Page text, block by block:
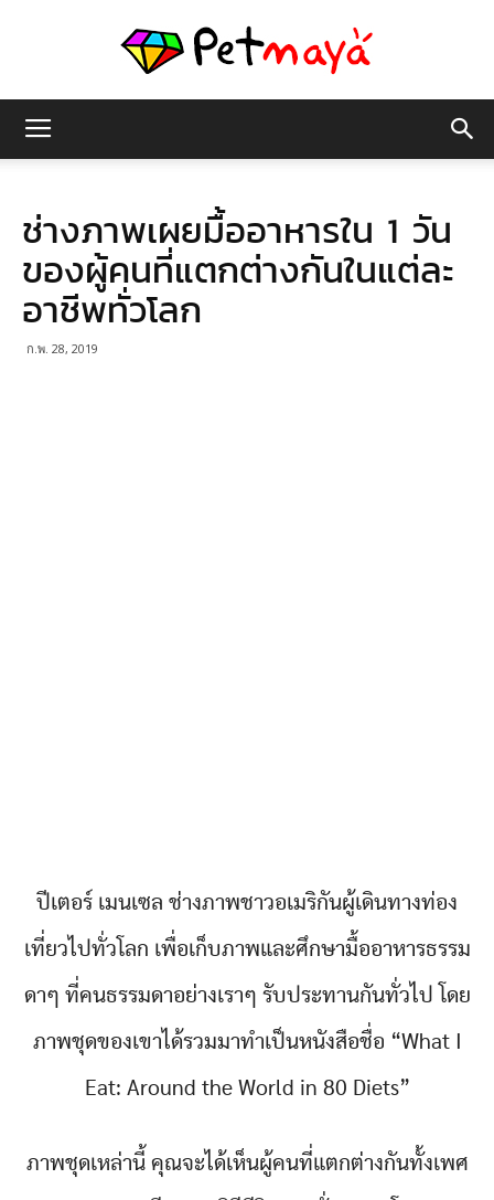
มายา
ช่างภาพเผยมื้ออาหารใน 1 วัน
ของผู้คนที่แตกต่างกันในแต่ละ
อาชีพทั่วโลก
ก.พ. 28, 2019
ปีเตอร์ เมนเซล ช่างภาพชาวอเมริกันผู้เดินทางท่อง
เที่ยวไปทั่วโลก เพื่อเก็บภาพและศึกษามื้ออาหารธรรม
ดาๆ ที่คนธรรมดาอย่างเราๆ รับประทานกันทั่วไป โดย
ภาพชุดของเขาได้รวมมาทำเป็นหนังสือชื่อ “What I
Eat: Around the World in 80 Diets”
ภาพชุดเหล่านี้ คุณจะได้เห็นผู้คนที่แตกต่างกันทั้งเพศ